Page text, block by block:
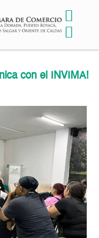
con el INVIMA!